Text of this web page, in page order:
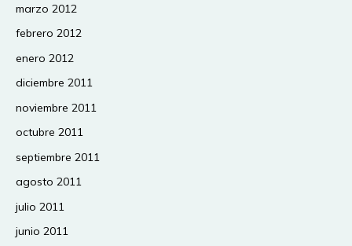
marzo 2012
febrero 2012
enero 2012
diciembre 2011
noviembre 2011
octubre 2011
septiembre 2011
agosto 2011
julio 2011
junio 2011